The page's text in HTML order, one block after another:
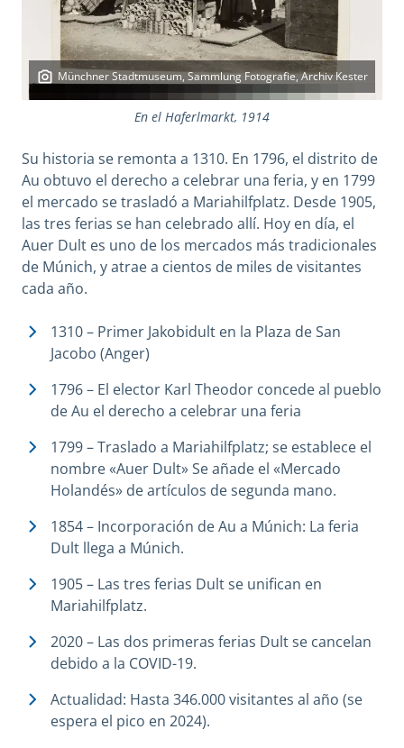
Münchner Stadtmuseum, Sammlung Fotografie, Archiv Kester
En el Haferlmarkt, 1914
Su historia se remonta a 1310. En 1796, el distrito de
Au obtuvo el derecho a celebrar una feria, y en 1799
el mercado se trasladó a Mariahilfplatz. Desde 1905,
las tres ferias se han celebrado allí. Hoy en día, el
Auer Dult es uno de los mercados más tradicionales
de Múnich, y atrae a cientos de miles de visitantes
cada año.
1310 – Primer Jakobidult en la Plaza de San
Jacobo (Anger)
1796 – El elector Karl Theodor concede al pueblo
de Au el derecho a celebrar una feria
1799 – Traslado a Mariahilfplatz; se establece el
nombre «Auer Dult» Se añade el «Mercado
Holandés» de artículos de segunda mano.
1854 – Incorporación de Au a Múnich: La feria
Dult llega a Múnich.
1905 – Las tres ferias Dult se unifican en
Mariahilfplatz.
2020 – Las dos primeras ferias Dult se cancelan
debido a la COVID-19.
Actualidad: Hasta 346.000 visitantes al año (se
espera el pico en 2024).